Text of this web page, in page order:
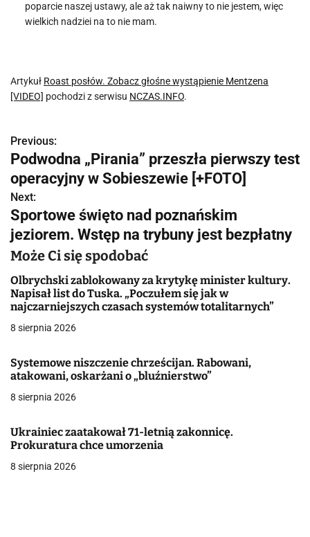
poparcie naszej ustawy, ale aż tak naiwny to nie jestem, więc
wielkich nadziei na to nie mam.
Artykuł Roast posłów. Zobacz głośne wystąpienie Mentzena
[VIDEO] pochodzi z serwisu NCZAS.INFO.
N
a
w
i
g
a
c
j
a
w
i
s
Previous:
Podwodna „Pirania” przeszła pierwszy test
operacyjny w Sobieszewie [+FOTO]
Next:
Sportowe święto nad poznańskim
jeziorem. Wstęp na trybuny jest bezpłatny
Może Ci się spodobać
Olbrychski zablokowany za krytykę minister kultury.
Napisał list do Tuska. „Poczułem się jak w
najczarniejszych czasach systemów totalitarnych”
8 sierpnia 2026
Systemowe niszczenie chrześcijan. Rabowani,
atakowani, oskarżani o „bluźnierstwo”
8 sierpnia 2026
Ukrainiec zaatakował 71-letnią zakonnicę.
Prokuratura chce umorzenia
8 sierpnia 2026